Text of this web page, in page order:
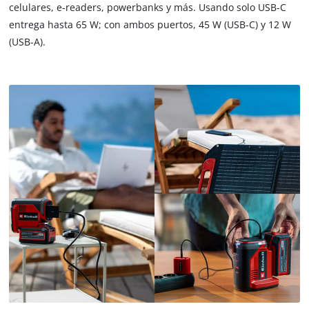
the site with their CMP to add this content
to the list of technologies used.
celulares, e-readers, powerbanks y más. Usando solo USB-C
entrega hasta 65 W; con ambos puertos, 45 W (USB-C) y 12 W
(USB-A).